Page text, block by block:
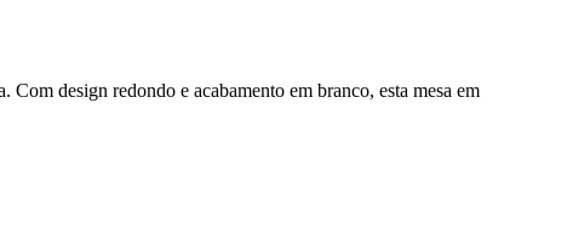
design redondo e acabamento em branco, esta mesa em